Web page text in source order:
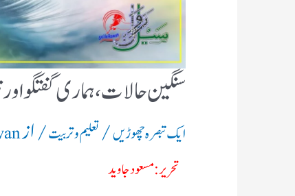
سنگین حالات ، ہماری گفتگو
ایک تبصرہ چھوڑیں/تعلیم و تربیت/ از
تحریر: مسعود جاوید